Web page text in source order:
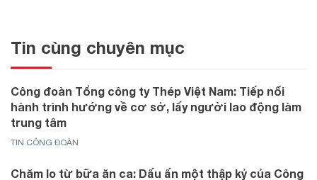
Tin cùng chuyên mục
Công đoàn Tổng công ty Thép Việt Nam: Tiếp nối
hành trình hướng về cơ sở, lấy người lao động làm
trung tâm
TIN CÔNG ĐOÀN
Chăm lo từ bữa ăn ca: Dấu ấn một thập kỷ của Công